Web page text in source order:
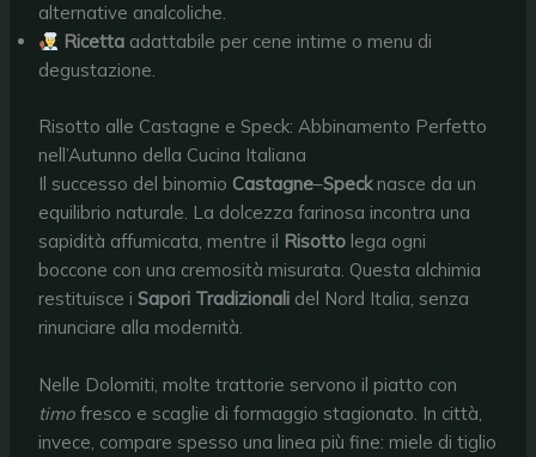
alternative analcoliche.
Ricetta adattabile per cene intime o menu di
degustazione.
Risotto alle Castagne e Speck: Abbinamento Perfetto
nell’Autunno della Cucina Italiana
Il successo del binomio Castagne–Specknasce da un
equilibrio naturale. La dolcezza farinosa incontra una
sapidità affumicata, mentre il Risotto lega ogni
boccone con una cremosità misurata. Questa alchimia
restituisce iSapori Tradizionali del Nord Italia, senza
rinunciare alla modernità.
Nelle Dolomiti, molte trattorie servono il piatto con
timo fresco e scaglie di formaggio stagionato. In città,
invece, compare spesso una linea più fine: miele di tiglio